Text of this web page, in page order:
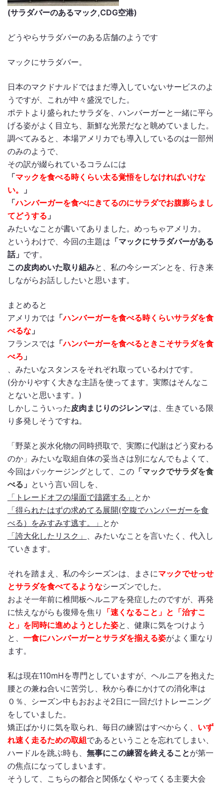
(サラダバーのあるマック,CDG空港)
どうやらサラダバーのある店舗のようです
マックにサラダバー。
日本のマクドナルドではまだ導入していないサービスのよ
うですが、これが中々盛況でした。
ポテトより盛られたサラダを、ハンバーガーと一緒に平ら
げる姿がよく目立ち、新鮮な光景だなと眺めていました。
調べてみると、本場アメリカでも導入しているのは一部州
のみのようで、
その訳が綴られているコラムには
「マックを食べる時くらい太る覚悟をしなければいけな
い。
」
「ハンバーガーを食べにきてるのにサラダでお腹膨らまし
てどうする 」
みたいなことが書いてありました。めっちゃアメリカ。
というわけで、今回の主題は 「マックにサラダバーがある
話」 です。
この皮肉めいた取り組みと、私の今シーズンとを、行き来
しながらお話ししたいと思います。
まとめると
アメリカでは 「ハンバーガーを食べる時くらいサラダを食
べるな 」
フランスでは 「ハンバーガーを食べるときこそサラダを食
べろ 」
、みたいなスタンスをそれぞれ取っているわけです。
(分かりやすく大きな主語を使ってます。実際はそんなこ
とないと思います。)
しかしこういった皮肉まじりのジレンマは、生きている限
り多発しそうですね。
「野菜と炭水化物の同時摂取で、実際に代謝はどう変わる
のか」みたいな取組自体の妥当さは別になんでもよくて、
今回はパッケージングとして、この 「マックでサラダを食
べる 」 という言い回しを、
「トレードオフの場面で躊躇する」 とか
「得られたはずの求めてる展開(空腹でハンバーガーを食
べる）をみすみす逃す。」 とか
「誇大化したリスク」 、みたいなことを言いたく、代入し
ていきます。
それを踏まえ、私の今シーズンは、まさにマックでせっせ
とサラダを食べてるようなシーズンでした。
およそ一年前に椎間板ヘルニアを発症したのですが、再発
に怯えながらも復帰を焦り
「速くなること」と「治すこ
と」を同時に進めようとした姿と、健康に気をつけよう
と、 一食にハンバーガーとサラダを揃える姿がよく重なり
ます。
私は現在110mHを専門としていますが、ヘルニアを抱えた
腰との兼ね合いに苦労し、秋から春にかけての消化率は
０％、シーズン中もおおよそ2日に一回だけトレーニング
をしていました。
矯正ばかりに気を取られ、毎日の練習はすべからく、 いず
れ速く走るための取組であるということを忘れてしまい、
ハードルを跳ぶ時も、 無事にこの練習を終えることが第一
の焦点になってしまいます。
そうして、こちらの都合と関係なくやってくる主要大会